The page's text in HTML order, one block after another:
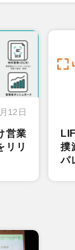
12日
営業
リリ
撲
パ